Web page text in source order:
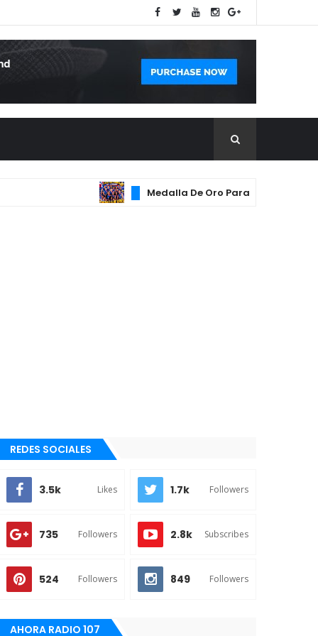
Medalla De Oro Para Las Reynas Del
REDES SOCIALES
3.5k Likes 1.7k Followers
735 Followers 2.8k Subscribes
524 Followers 849 Followers
AHORA RADIO 107